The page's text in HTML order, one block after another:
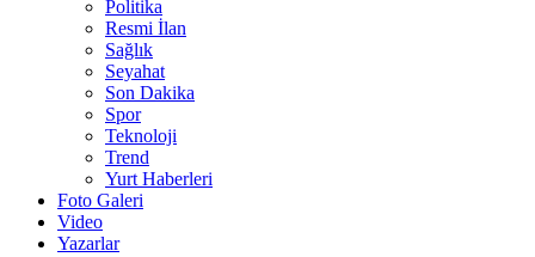
Politika
Resmi İlan
Sağlık
Seyahat
Son Dakika
Spor
Teknoloji
Trend
Yurt Haberleri
Foto Galeri
Video
Yazarlar